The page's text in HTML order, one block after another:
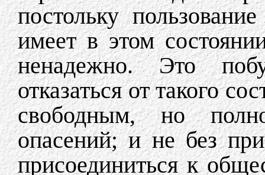
постольку
имеет в этом
ненадежно. Это
отказаться от такого
свободным, но
опасений; и не без
присоединиться к